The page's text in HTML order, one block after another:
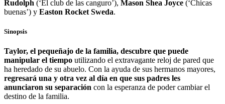
Rudolph (‘El club de las canguro’), Mason Shea Joyce (‘Chicas
buenas’) y Easton Rocket Sweda.
Sinopsis
Taylor, el pequeñajo de la familia, descubre que puede
manipular el tiempo utilizando el extravagante reloj de pared que
ha heredado de su abuelo. Con la ayuda de sus hermanos mayores,
regresará una y otra vez al día en que sus padres les
anunciaron su separación con la esperanza de poder cambiar el
destino de la familia.